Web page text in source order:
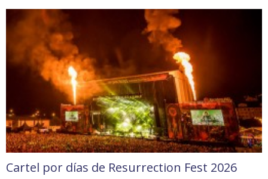
Cartel por días de Resurrection Fest 2026